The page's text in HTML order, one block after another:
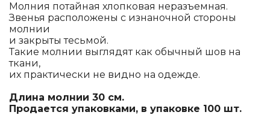
Молния потайная хлопковая неразъемная.
Звенья расположены с изнаночной стороны
молнии
и закрыты тесьмой.
Такие молнии выглядят как обычный шов на
ткани,
их практически не видно на одежде.
Длина молнии 30 см.
Продается упаковками, в упаковке 100 шт.